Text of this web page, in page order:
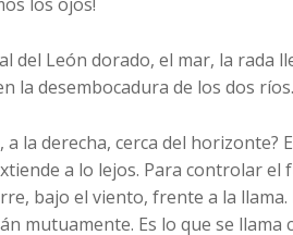
del León dorado, el mar, la rada
la desembocadura de los dos ríos.
la derecha, cerca del horizonte?
a lo lejos. Para controlar
bajo el viento, frente a la
mutuamente. Es lo que se llama